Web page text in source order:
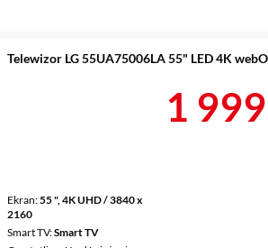
Telewizor LG 55UA75006LA 55" LED 4K
Ekran 55 ", 4K UHD / 3840 x
2160
Smart TV Smart TV
Cena
1 999